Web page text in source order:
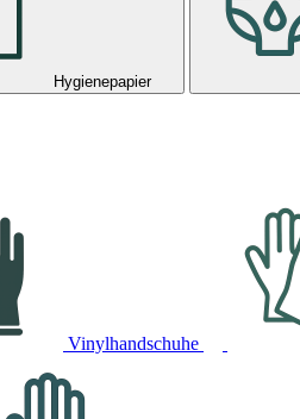
Hygienepapier
Vinylhandschuhe